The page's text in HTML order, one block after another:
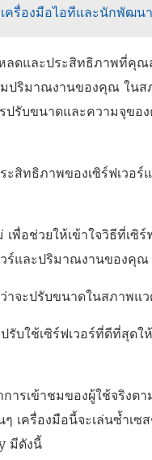
ครื่องมือไอทีและนักพัฒนา
ลดและประสิทธิภาพที่คุณ
ปริมาณงานของคุณ ใน
ปรับขนาดและความจุข
ะสิทธิภาพของเซิร์ฟเวอ
พื่อช่วยให้เข้าใจวิธีที่เ
ร์และปริมาณงานของคุณ
ว่าจะปรับขนาดในสภาพ
รับใช้เซิร์ฟเวอร์ที่ดีที่สุด
การเข้าชมของผู้ใช้จริง
เครื่องมือนี้จะเล่นซ้ำเ
มีดังนี้